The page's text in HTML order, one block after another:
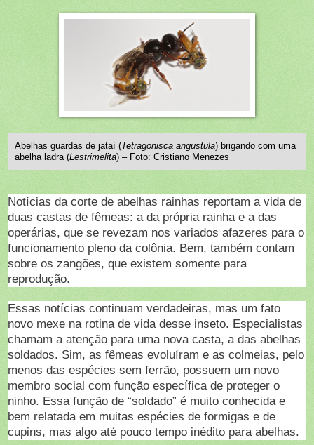
Abelhas guardas de jataí (Tetragonisca angustula) brigando com uma
abelha ladra (Lestrimelita) – Foto: Cristiano Menezes
Notícias da corte de abelhas rainhas reportam a vida de
duas castas de fêmeas: a da própria rainha e a das
operárias, que se revezam nos variados afazeres para o
funcionamento pleno da colônia. Bem, também contam
sobre os zangões, que existem somente para
reprodução.
Essas notícias continuam verdadeiras, mas um fato
novo mexe na rotina de vida desse inseto. Especialistas
chamam a atenção para uma nova casta, a das abelhas
soldados. Sim, as fêmeas evoluíram e as colmeias, pelo
menos das espécies sem ferrão, possuem um novo
membro social com função específica de proteger o
ninho. Essa função de “soldado” é muito conhecida e
bem relatada em muitas espécies de formigas e de
cupins, mas algo até pouco tempo inédito para abelhas.